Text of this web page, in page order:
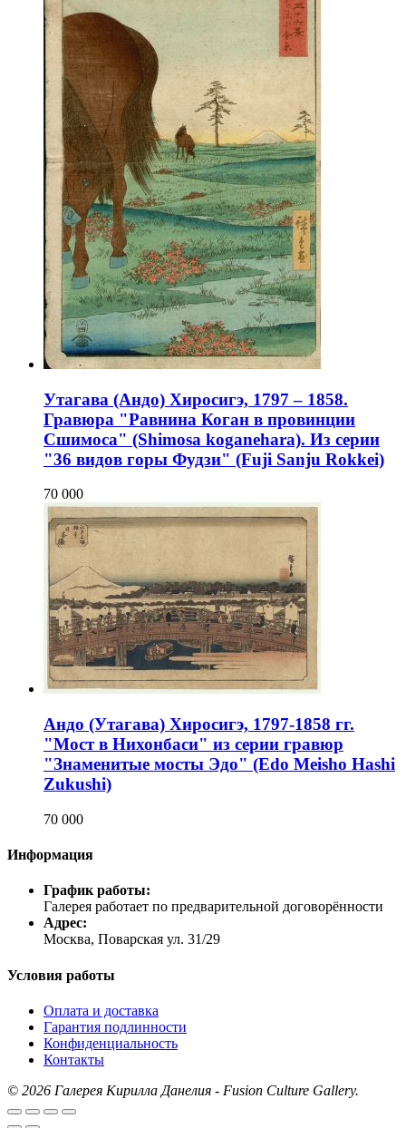
Утагава (Андо) Хиросигэ, 1797 – 1858.
Гравюра "Равнина Коган в провинции
Сшимоса" (Shimosa koganehara). Из серии
"36 видов горы Фудзи" (Fuji Sanju Rokkei)
70 000
Андо (Утагава) Хиросигэ, 1797-1858 гг.
"Мост в Нихонбаси" из серии гравюр
"Знаменитые мосты Эдо" (Edo Meisho Hashi
Zukushi)
70 000
Информация
График работы:
Галерея работает по предварительной договорённости
Адрес:
Москва, Поварская ул. 31/29
Условия работы
Оплата и доставка
Гарантия подлинности
Конфиденциальность
Контакты
© 2026 Галерея Кирилла Данелия - Fusion Culture Gallery.